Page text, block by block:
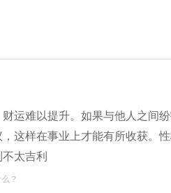
运难以提升。如果与他人之间
这样在事业上才能有所收获。
太吉利
？